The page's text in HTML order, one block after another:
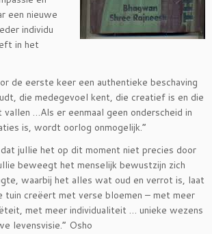
een nieuwe
individu
in het
de eerste keer een authentieke beschaving
die medegevoel kent, die creatief is en die
…Als er eenmaal geen onderscheid in
is, wordt oorlog onmogelijk.”
jullie het op dit moment niet precies door
beweegt het menselijk bewustzijn zich
waarbij het alles wat oud en verrot is, laat
tuin creëert met verse bloemen – met meer
met meer individualiteit … unieke wezens
levensvisie.” Osho